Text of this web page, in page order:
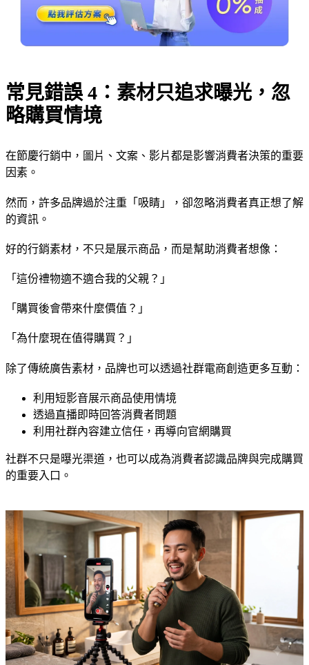
常見錯誤 4：素材只追求曝光，忽
略購買情境
在節慶行銷中，圖片、文案、影片都是影響消費者決策的重要
因素。
然而，許多品牌過於注重「吸睛」，卻忽略消費者真正想了解
的資訊。
好的行銷素材，不只是展示商品，而是幫助消費者想像：
「這份禮物適不適合我的父親？」
「購買後會帶來什麼價值？」
「為什麼現在值得購買？」
除了傳統廣告素材，品牌也可以透過社群電商創造更多互動：
利用短影音展示商品使用情境
透過直播即時回答消費者問題
利用社群內容建立信任，再導向官網購買
社群不只是曝光渠道，也可以成為消費者認識品牌與完成購買
的重要入口。